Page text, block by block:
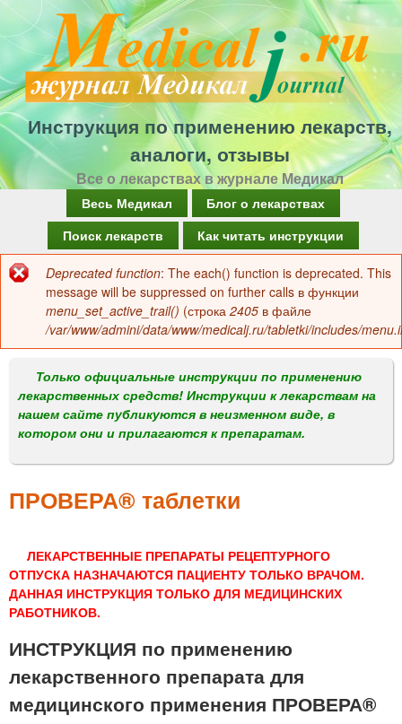
Перейти
к
основному
содержанию
Инструкция по применению лекарств,
аналоги, отзывы
Все о лекарствах в журнале Медикал
а
в
о
м
е
н
Весь Медикал
Блог о лекарствах
Поиск лекарств
Как читать инструкции
Сообщение
об
ошибке
Deprecated function: The each() function is deprecated. This
message will be suppressed on further calls в функции
menu_set_active_trail() (строка 2405 в файле
/var/www/admini/data/www/medicalj.ru/tabletki/includes/
Только официальные инструкции по применению
лекарственных средств! Инструкции к лекарствам на
нашем сайте публикуются в неизменном виде, в
котором они и прилагаются к препаратам.
ПРОВЕРА® таблетки
ЛЕКАРСТВЕННЫЕ ПРЕПАРАТЫ РЕЦЕПТУРНОГО
ОТПУСКА НАЗНАЧАЮТСЯ ПАЦИЕНТУ ТОЛЬКО ВРАЧОМ.
ДАННАЯ ИНСТРУКЦИЯ ТОЛЬКО ДЛЯ МЕДИЦИНСКИХ
РАБОТНИКОВ.
ИНСТРУКЦИЯ по применению
лекарственного препарата для
медицинского применения ПРОВЕРА®